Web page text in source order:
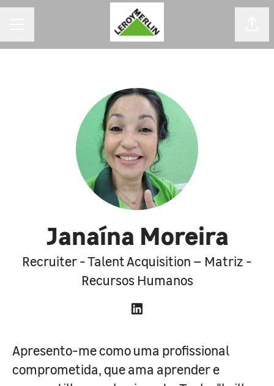
Janaína Moreira
Recruiter - Talent Acquisition – Matriz -
Recursos Humanos
Apresento-me como uma profissional
comprometida, que ama aprender e